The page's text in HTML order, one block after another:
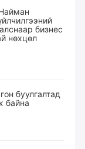
бизнес
нөхцөл
буулгалтад
байна